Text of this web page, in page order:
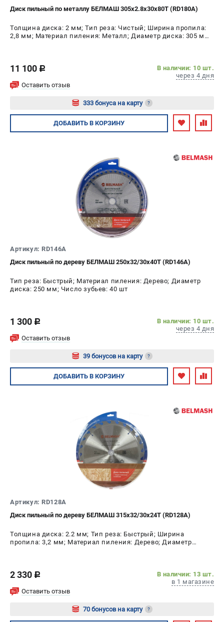
8 (812) 317-66-20
Режим работы колл-центра:
Диск пильный по металлу БЕЛМАШ 305х2.8х30х80T (RD180A)
Толщина диска: 2 мм; Тип реза: Чистый; Ширина пропила:
2,8 мм; Материал пиления: Металл; Диаметр диска: 305 мм;
11 100 c
В наличии: 10 шт.
через 4 дня
Оставить отзыв
333 бонуса на карту ?
Авторизуйтесь
ДОБАВИТЬ В КОРЗИНУ
Артикул: RD146A
Диск пильный по дереву БЕЛМАШ 250x32/30x40T (RD146A)
Тип реза: Быстрый; Материал пиления: Дерево; Диаметр
диска: 250 мм; Число зубьев: 40 шт
1 300 c
В наличии: 10 шт.
через 4 дня
Оставить отзыв
39 бонусов на карту ?
Авторизуйтесь
ДОБАВИТЬ В КОРЗИНУ
Артикул: RD128A
Диск пильный по дереву БЕЛМАШ 315x32/30x24T (RD128A)
Толщина диска: 2.2 мм; Тип реза: Быстрый; Ширина
пропила: 3,2 мм; Материал пиления: Дерево; Диаметр
2 330 c
В наличии: 13 шт.
в 1 магазине
Оставить отзыв
70 бонусов на карту ?